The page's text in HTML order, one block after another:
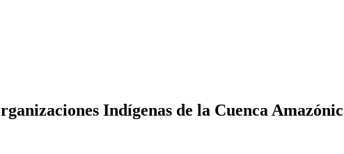
Indígenas de la Cuenca